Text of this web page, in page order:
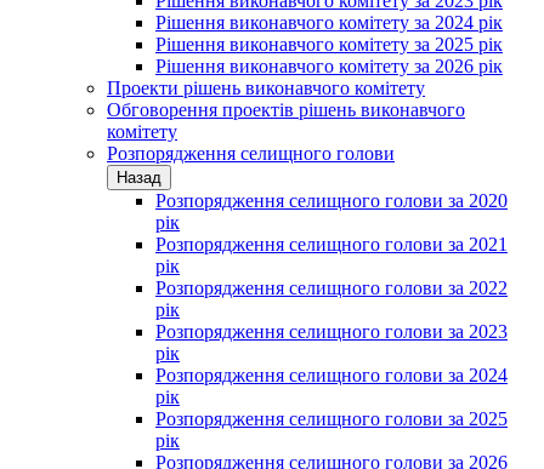
Рішення виконавчого комітету за 2024 рік
Рішення виконавчого комітету за 2025 рік
Рішення виконавчого комітету за 2026 рік
Проекти рішень виконавчого комітету
Обговорення проектів рішень виконавчого
комітету
Розпорядження селищного голови
Назад
Розпорядження селищного голови за 2020
рік
Розпорядження селищного голови за 2021
рік
Розпорядження селищного голови за 2022
рік
Розпорядження селищного голови за 2023
рік
Розпорядження селищного голови за 2024
рік
Розпорядження селищного голови за 2025
рік
Розпорядження селищного голови за 2026